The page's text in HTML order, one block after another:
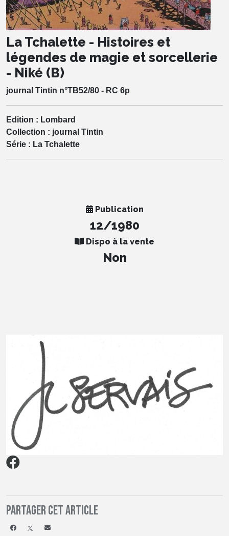
La Tchalette - Histoires et
légendes de magie et sorcellerie
- Niké (B)
journal Tintin n°TB52/80 - RC 6p
Edition : Lombard
Collection : journal Tintin
Série : La Tchalette
Publication
12/1980
Dispo à la vente
Non
Partager cet article